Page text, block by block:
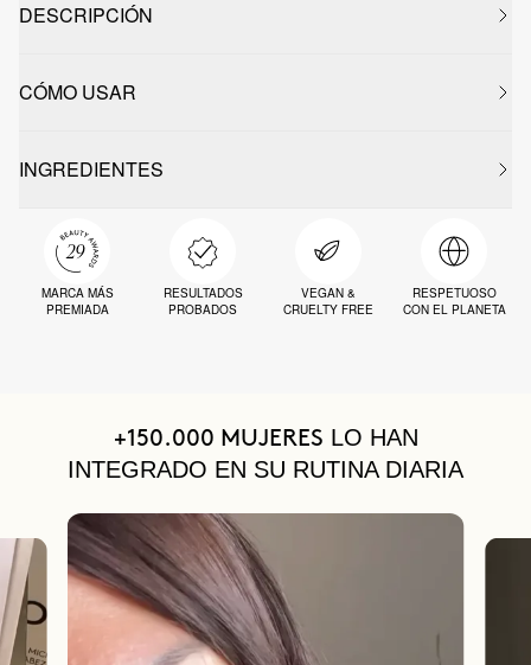
DESCRIPCIÓN
CÓMO USAR
INGREDIENTES
MARCA MÁS
PREMIADA
RESULTADOS
PROBADOS
VEGAN &
CRUELTY FREE
RESPETUOSO
CON EL PLANETA
+150.000 MUJERES LO HAN
INTEGRADO EN SU RUTINA DIARIA